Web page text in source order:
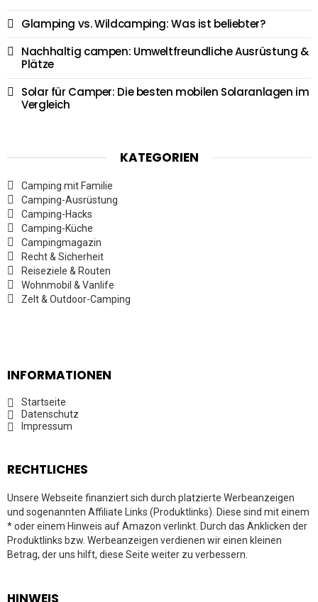
Glamping vs. Wildcamping: Was ist beliebter?
Nachhaltig campen: Umweltfreundliche Ausrüstung &
Plätze
Solar für Camper: Die besten mobilen Solaranlagen im
Vergleich
KATEGORIEN
Camping mit Familie
Camping-Ausrüstung
Camping-Hacks
Camping-Küche
Campingmagazin
Recht & Sicherheit
Reiseziele & Routen
Wohnmobil & Vanlife
Zelt & Outdoor-Camping
INFORMATIONEN
Startseite
Datenschutz
Impressum
RECHTLICHES
Unsere Webseite finanziert sich durch platzierte Werbeanzeigen
und sogenannten Affiliate Links (Produktlinks). Diese sind mit einem
* oder einem Hinweis auf Amazon verlinkt. Durch das Anklicken der
Produktlinks bzw. Werbeanzeigen verdienen wir einen kleinen
Betrag, der uns hilft, diese Seite weiter zu verbessern.
HINWEIS